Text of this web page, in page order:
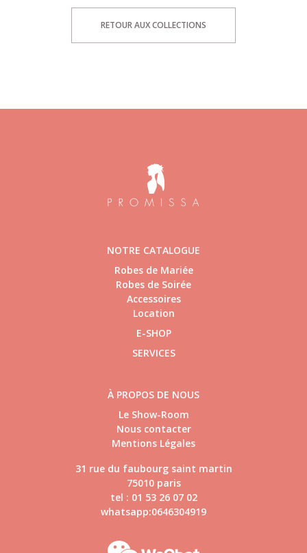
RETOUR AUX COLLECTIONS
NOTRE CATALOGUE
Robes de Mariée
Robes de Soirée
Accessoires
Location
E-SHOP
SERVICES
À PROPOS DE NOUS
Le Show-Room
Nous contacter
Mentions Légales
31 rue du faubourg saint martin
75010 paris
tel : 01 53 26 07 02
whatsapp:0646304919